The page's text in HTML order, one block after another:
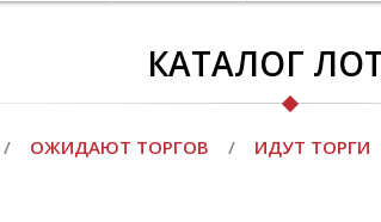
КАТАЛОГ
/ ОЖИДАЮТ ТОРГОВ / ИДУТ ТОРГИ